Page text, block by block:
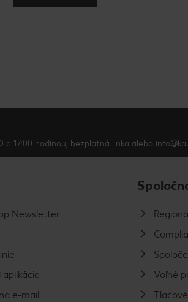
17:00 hodinou, bezplatná linka alebo
Newsletter
aplikácia
e-mail
Voľné